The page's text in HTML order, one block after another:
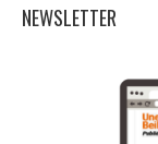
NEWSLETTER